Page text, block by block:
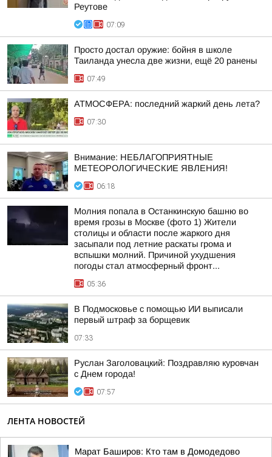
Реутове
07:09
Просто достал оружие: бойня в школе
Таиланда унесла две жизни, ещё 20 ранены
07:49
АТМОСФЕРА: последний жаркий день лета?
07:30
Внимание: НЕБЛАГОПРИЯТНЫЕ
МЕТЕОРОЛОГИЧЕСКИЕ ЯВЛЕНИЯ!
06:18
Молния попала в Останкинскую башню во
время грозы в Москве (фото 1) Жители
столицы и области после жаркого дня
засыпали под летние раскаты грома и
вспышки молний. Причиной ухудшения
погоды стал атмосферный фронт...
05:36
В Подмосковье с помощью ИИ выписали
первый штраф за борщевик
07:33
Руслан Заголовацкий: Поздравляю куровчан
с Днем города!
07:57
ЛЕНТА НОВОСТЕЙ
Марат Баширов: Кто там в Домодедово